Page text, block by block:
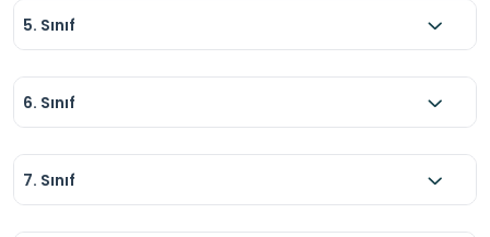
5. Sınıf
6. Sınıf
7. Sınıf